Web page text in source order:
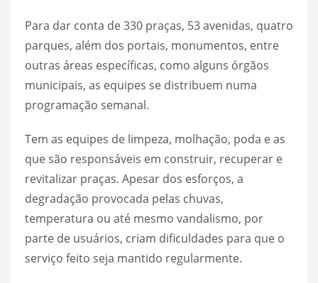
Para dar conta de 330 praças, 53 avenidas, quatro
parques, além dos portais, monumentos, entre
outras áreas específicas, como alguns órgãos
municipais, as equipes se distribuem numa
programação semanal.
Tem as equipes de limpeza, molhação, poda e as
que são responsáveis em construir, recuperar e
revitalizar praças. Apesar dos esforços, a
degradação provocada pelas chuvas,
temperatura ou até mesmo vandalismo, por
parte de usuários, criam dificuldades para que o
serviço feito seja mantido regularmente.